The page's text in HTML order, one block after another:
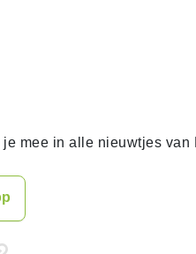
mee in alle nieuwtjes van